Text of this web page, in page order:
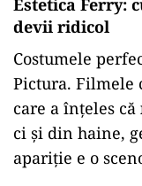
Estetica Ferry:
devii ridicol
Costumele
Pictura. Filmele
care a înțeles că
ci și din haine,
apariție e o